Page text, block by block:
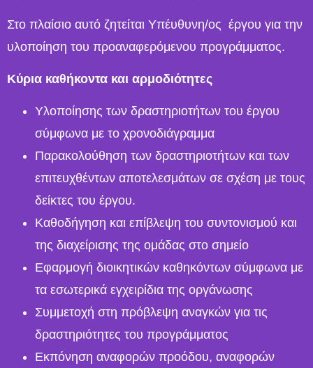
Στο πλαίσιο αυτό ζητείται Υπέυθυνη/ος έργου για την
υλοποίηση του προαναφερόμενου προγράμματος.
Κύρια καθήκοντα και αρμοδιότητες
Υλοποίησης των δραστηριοτήτων του έργου
σύμφωνα με το χρονοδιάγραμμα
Παρακολούθηση των δραστηριοτήτων και των
επιτευχθέντων αποτελεσμάτων σε σχέση με τους
δείκτες του έργου.
Καθοδήγηση και επίβλεψη του συντονισμού και
της διαχείρισης της ομάδας στο σημείο
Εφαρμογή διοικητικών καθηκόντων σύμφωνα με
τα εσωτερικά εγχειρίδια της οργάνωσης
Συμμετοχή στη πρόβλεψη αναγκών για τις
δραστηριότητες του προγράμματος
Εκπόνηση αναφορών προόδου, αναφορών